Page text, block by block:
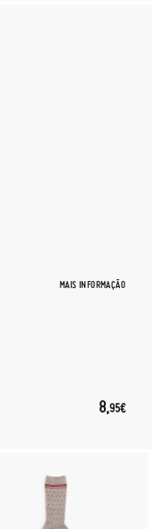
MAIS INFORMAÇÃO
8,95€